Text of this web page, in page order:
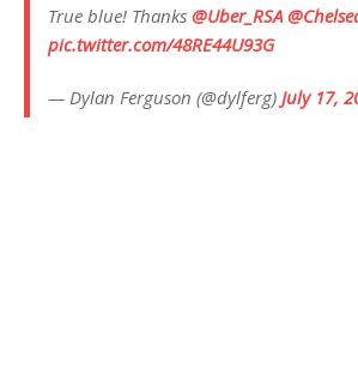
True blue! Thanks @Uber_RSA
pic.twitter.com/48RE44U93G
— Dylan Ferguson (@dylferg) July 17,